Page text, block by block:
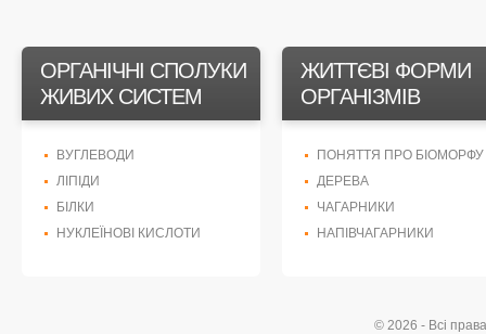
ОРГАНІЧНІ СПОЛУКИ
ЖИВИХ СИСТЕМ
ВУГЛЕВОДИ
ЛІПІДИ
БІЛКИ
НУКЛЕЇНОВІ КИСЛОТИ
ЖИТТЄВІ ФОРМИ
ОРГАНІЗМІВ
ПОНЯТТЯ ПРО БІОМОРФУ
ДЕРЕВА
ЧАГАРНИКИ
НАПІВЧАГАРНИКИ
© 2026 - Всі